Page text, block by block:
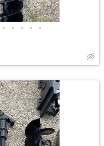
• • • • •